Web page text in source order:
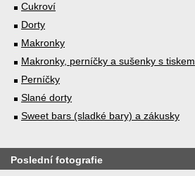
Cukroví
Dorty
Makronky
Makronky, perníčky a sušenky s tiskem
Perníčky
Slané dorty
Sweet bars (sladké bary) a zákusky
Poslední fotografie